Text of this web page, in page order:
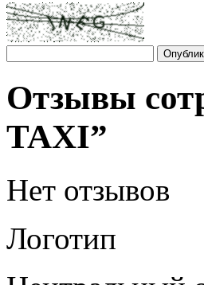
Отзывы
TAXI”
Нет отзывов
Логотип